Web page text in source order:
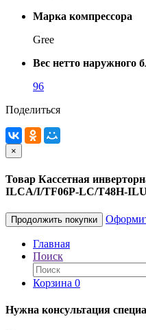
Марка компрессора
Gree
Вес нетто наружного
96
Поделиться
×
Товар Кассетная
ILCA/I/TF06P-LC/T48H-
Продолжить покупки
Главная
Поиск
Корзина 0
Нужна консультация